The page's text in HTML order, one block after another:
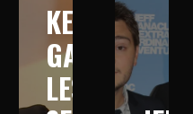
KEV
GAD :
LES